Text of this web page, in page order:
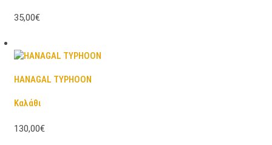
35,00€
HANAGAL TYPHOON
Καλάθι
130,00€